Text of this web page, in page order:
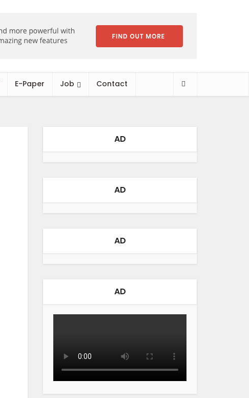
E-Paper Job Contact
AD
AD
AD
AD